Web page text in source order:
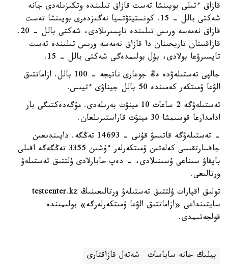
قازاق ءتىلى بويىنشا تەست قازاق تىلىندە وتكىزىلەدى جانە
شەكتى بالل - 15. كونستيتۋتسيا نەگىزدەرى بويىنشا تەست
قازاق نەمەسە ورىس تىلىندە تاپسىرىلادى، شەكتى بالل - 20.
قازاقستان تاريحىنان دا قازاق نەمەسە ورىس تىلىندە تەست
تاپسىرۋعا بولادى، بۇل بولىمدەگى شەكتى بالل - 15.
جالپى تەستىلەۋدە ەڭ جوعارى ناتيجە - 100 بالل. ازاماتتىق
الۋعا ۇمىتكەر كەمىندە 50 بالل جيناۋى ءتيىس.
تەستىلەۋگە 2 ساعات 10 مينۋت بەرىلەدى. مۇگەدەكتىگى بار
ادامدارعا قوسىمشا 30 مينۋت قاراستىرىلعان.
- تەستىلەۋگە قاتىسۋ قۇنى - 14693 تەڭگە. دايىندىعىن
جاقسارتقىسى كەلەتىن ۇمىتكەرلەر ءۇشىن 3355 تەڭگەگە اقىلى
بايقاۋ سىناعى ۇسىنىلادى، - دەپ حابارلادى ۇلتتىق تەستىلەۋ
ورتالىعى.
تولىق اقپارات ۇلتتىق تەستىلەۋ ورتالىعىنىڭ testcenter.kz
سايتىنداعى «ازاماتتىق الۋعا ۇمىتكەرلەرگە» بولىمىندە
قولجەتىمدى.
بيلىك جانە ساياسات شەتەل قازاقتارى